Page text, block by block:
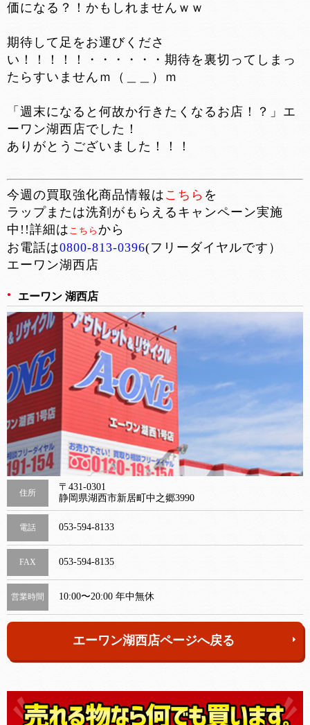
価になる？！かもしれませんｗｗ
期待して足をお運びくださ
い！！！！！・・・・・・期待を裏切ってしまっ
たらすいませんｍ（＿＿）ｍ
「週末になると何故か行きたくなるお店！？」エ
ーワン湖西店でした！
ありがとうございました！！！
今週の買取強化商品情報は こちら を
ラップまたは洗剤がもらえるキャンペーン実施
中!!詳細は こちら から
お電話は0800-813-0396(フリーダイヤルです）
エーワン湖西店
エーワン 湖西店
住所
〒431-0301
静岡県湖西市新居町中之郷3990
電話 053-594-8133
FAX 053-594-8135
営業時間 10:00〜20:00 年中無休
エーワン湖西店ページへ戻る